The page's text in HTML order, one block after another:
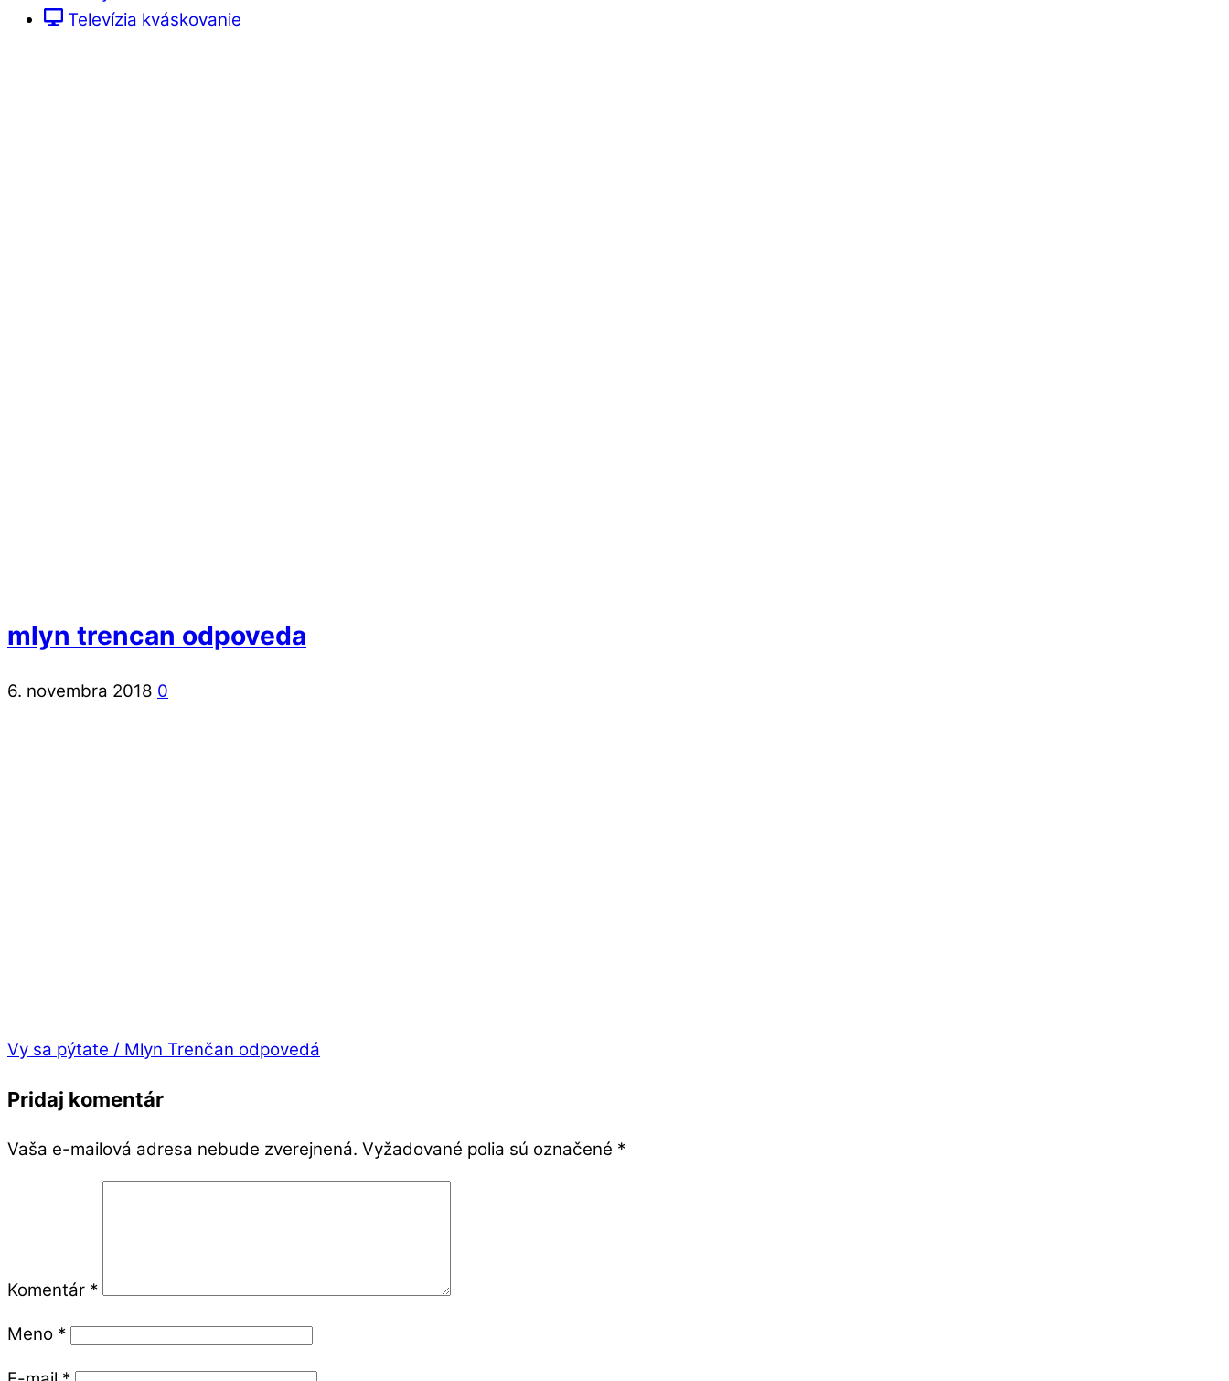
Televízia kváskovanie
mlyn trencan odpoveda
6. novembra 2018 0
Vy sa pýtate / Mlyn Trenčan odpovedá
Pridaj komentár
Vaša e-mailová adresa nebude zverejnená. Vyžadované polia sú označené *
Komentár *
Meno *